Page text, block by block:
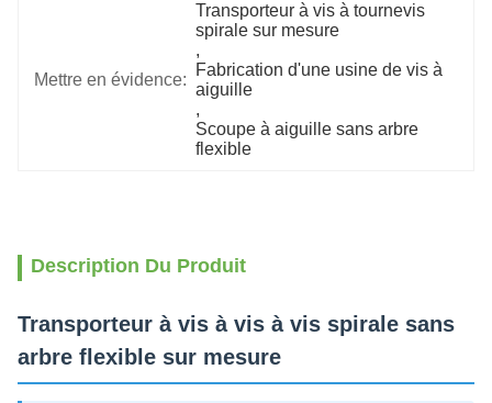
Mettre en évidence:
Transporteur à vis à tournevis
spirale sur mesure
,
Fabrication d'une usine de vis à
aiguille
,
Scoupe à aiguille sans arbre
flexible
Description Du Produit
Transporteur à vis à vis à vis spirale sans
arbre flexible sur mesure